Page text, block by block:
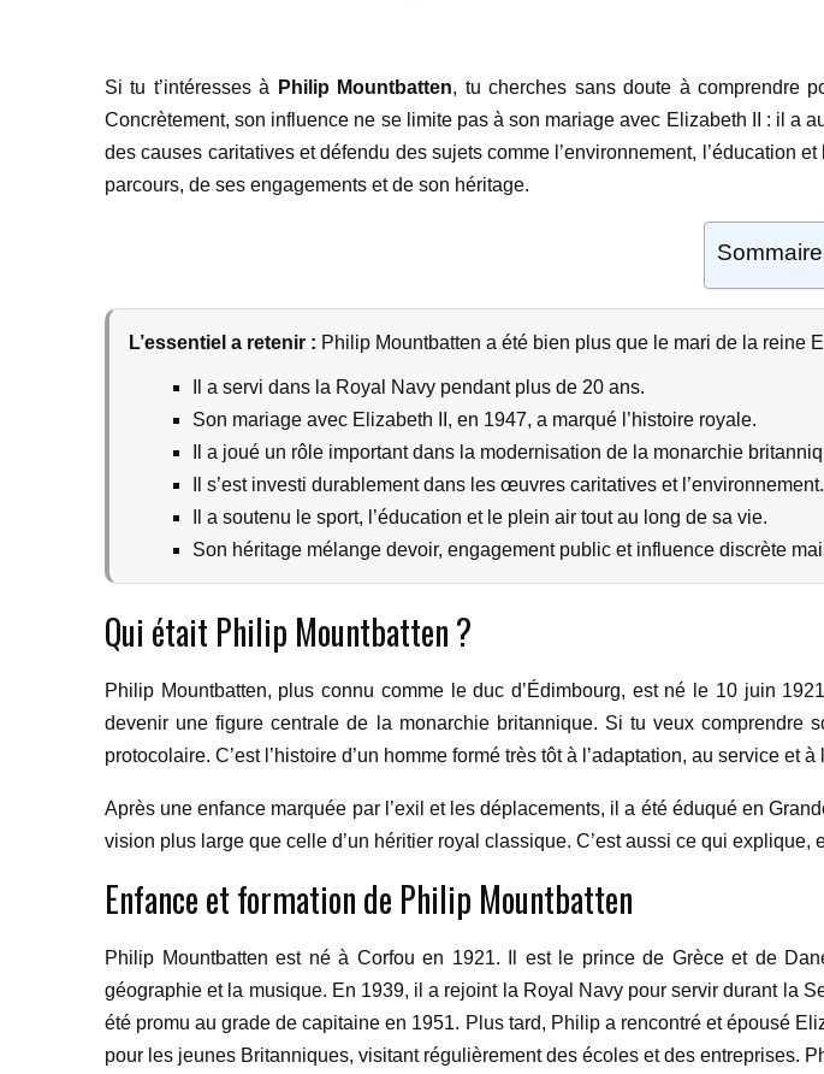
Si tu t’intéresses à Philip Mountbatten, tu cherches sans doute à comprendre
Concrètement, son influence ne se limite pas à son mariage avec Elizabeth II : il a
des causes caritatives et défendu des sujets comme l’environnement, l’éducation
parcours, de ses engagements et de son héritage.
Sommaire
L’essentiel a retenir : Philip Mountbatten a été bien plus que le mari de la reine
Il a servi dans la Royal Navy pendant plus de 20 ans.
Son mariage avec Elizabeth II, en 1947, a marqué l’histoire royale.
Il a joué un rôle important dans la modernisation de la monarchie
Il s’est investi durablement dans les œuvres caritatives et l’environnement.
Il a soutenu le sport, l’éducation et le plein air tout au long de sa vie.
Son héritage mélange devoir, engagement public et influence discrète
Qui était Philip Mountbatten ?
Philip Mountbatten, plus connu comme le duc d’Édimbourg, est né le 10 juin
devenir une figure centrale de la monarchie britannique. Si tu veux comprendre
protocolaire. C’est l’histoire d’un homme formé très tôt à l’adaptation, au service et
Après une enfance marquée par l’exil et les déplacements, il a été éduqué en
vision plus large que celle d’un héritier royal classique. C’est aussi ce qui
Enfance et formation de Philip Mountbatten
Philip Mountbatten est né à Corfou en 1921. Il est le prince de Grèce et de
géographie et la musique. En 1939, il a rejoint la Royal Navy pour servir durant la
été promu au grade de capitaine en 1951. Plus tard, Philip a rencontré et épousé
pour les jeunes Britanniques, visitant régulièrement des écoles et des entreprises.